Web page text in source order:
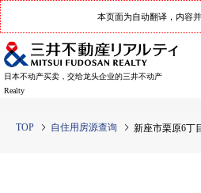
本页面为自动翻译，内容并
日本不动产买卖，交给龙头企业的三井不动产
Realty
TOP 自住用房源查询 新座市栗原6丁